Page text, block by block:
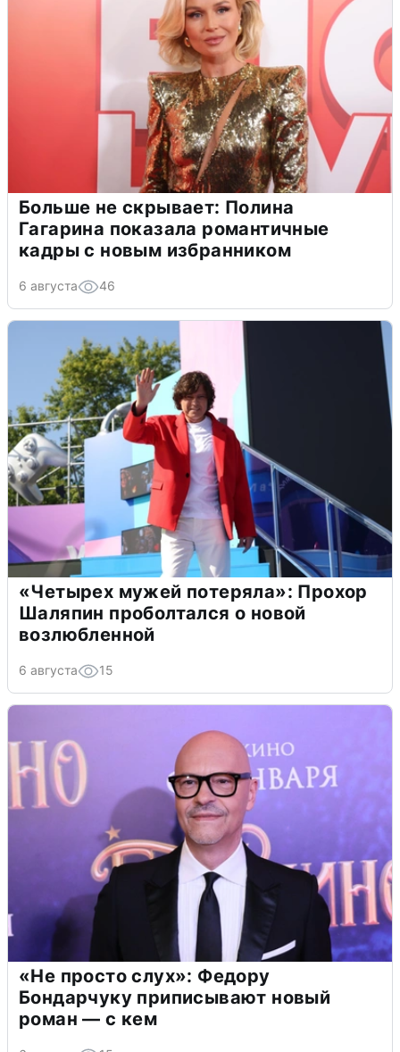
Больше не скрывает: Полина
Гагарина показала романтичные
кадры с новым избранником
6 августа 46
«Четырех мужей потеряла»: Прохор
Шаляпин проболтался о новой
возлюбленной
6 августа 15
«Не просто слух»: Федору
Бондарчуку приписывают новый
роман — с кем